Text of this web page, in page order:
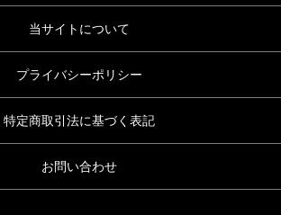
当サイトについて
プライバシーポリシー
特定商取引法に基づく表記
お問い合わせ